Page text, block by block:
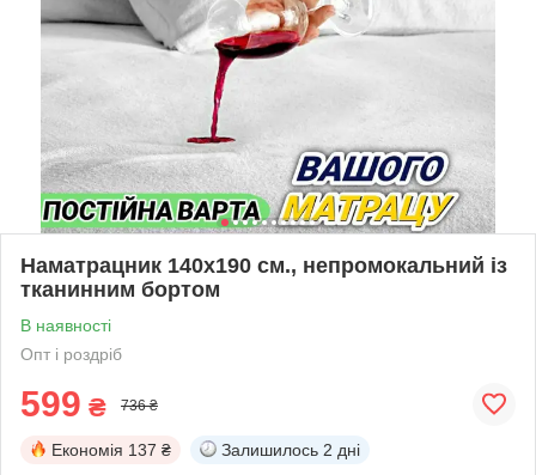
Наматрацник 140х190 см., непромокальний із
тканинним бортом
В наявності
Опт і роздріб
599 ₴ 736 ₴
Економія 137 ₴ Залишилось 2 дні